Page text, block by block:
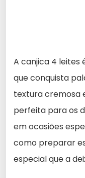
A canjica 4 leites
que conquista
textura cremosa
perfeita para os
em ocasiões
como preparar
especial que a